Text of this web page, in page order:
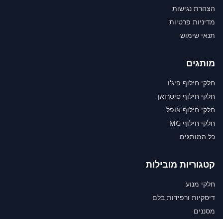
הצהרת נגישות
מדיניות פרטיות
תנאי שימוש
מותגים
חלקי חילוף פיג'ו
חלקי חילוף סיטרואן
חלקי חילוף אופל
חלקי חילוף MG
כל המותגים
קטגוריות מובילות
חלקי מנוע
דיסקיות ורפידות בלם
מסננים